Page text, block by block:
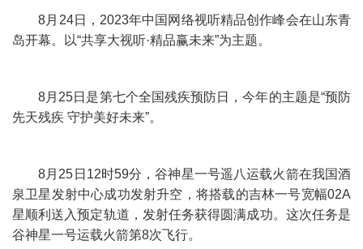
8月24日，2023年中国网络视听精品创作峰会在山东青
岛开幕。以“共享大视听·精品赢未来”为主题。
8月25日是第七个全国残疾预防日，今年的主题是“预防
先天残疾 守护美好未来”。
8月25日12时59分，谷神星一号遥八运载火箭在我国酒
泉卫星发射中心成功发射升空，将搭载的吉林一号宽幅02A
星顺利送入预定轨道，发射任务获得圆满成功。这次任务是
谷神星一号运载火箭第8次飞行。